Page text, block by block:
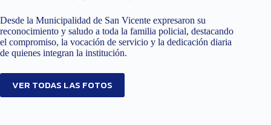
Desde la Municipalidad de San Vicente expresaron su
reconocimiento y saludo a toda la familia policial, destacando
el compromiso, la vocación de servicio y la dedicación diaria
de quienes integran la institución.
VER TODAS LAS FOTOS